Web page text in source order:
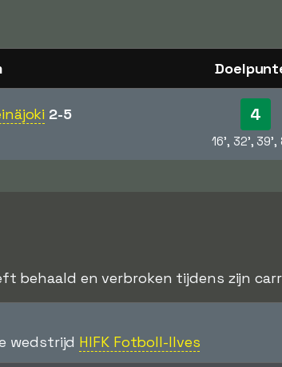
2-5 4
16', 32', 39',
behaald en verbroken tijdens zijn
wedstrijd HIFK Fotboll-Ilves